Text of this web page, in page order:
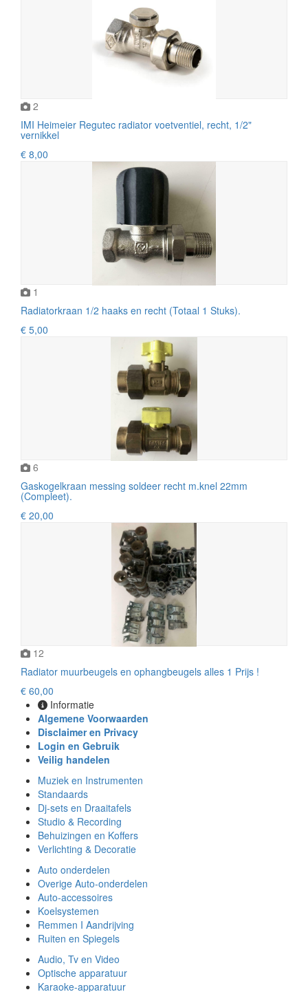
2
IMI Heimeier Regutec radiator voetventiel, recht, 1/2"
vernikkel
€ 8,00
1
Radiatorkraan 1/2 haaks en recht (Totaal 1 Stuks).
€ 5,00
6
Gaskogelkraan messing soldeer recht m.knel 22mm
(Compleet).
€ 20,00
12
Radiator muurbeugels en ophangbeugels alles 1 Prijs !
€ 60,00
Informatie
Algemene Voorwaarden
Disclaimer en Privacy
Login en Gebruik
Veilig handelen
Muziek en Instrumenten
Standaards
Dj-sets en Draaitafels
Studio & Recording
Behuizingen en Koffers
Verlichting & Decoratie
Auto onderdelen
Overige Auto-onderdelen
Auto-accessoires
Koelsystemen
Remmen I Aandrijving
Ruiten en Spiegels
Audio, Tv en Video
Optische apparatuur
Karaoke-apparatuur